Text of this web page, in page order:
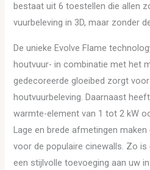
bestaat uit 6 toestellen die allen
vuurbeleving in 3D, maar zonder
De unieke Evolve Flame
houtvuur- in combinatie met het
gedecoreerde gloeibed zorgt
houtvuurbeleving. Daarnaast
warmte-element van 1 tot 2 kW
Lage en brede afmetingen
voor de populaire cinewalls. Zo is
een stijlvolle toevoeging aan uw